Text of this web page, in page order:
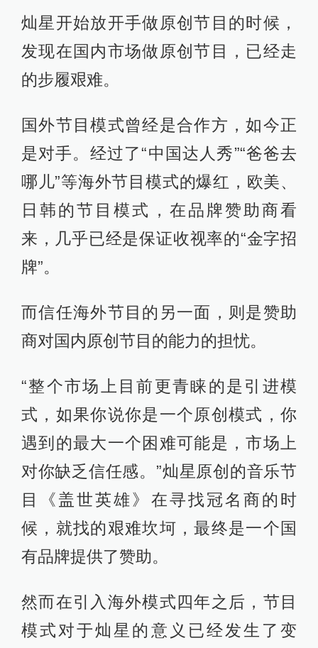
灿星开始放开手做原创节目的时候，
发现在国内市场做原创节目，已经走
的步履艰难。
国外节目模式曾经是合作方，如今正
是对手。经过了“中国达人秀”“爸爸去
哪儿”等海外节目模式的爆红，欧美、
日韩的节目模式，在品牌赞助商看
来，几乎已经是保证收视率的“金字招
牌”。
而信任海外节目的另一面，则是赞助
商对国内原创节目的能力的担忧。
“整个市场上目前更青睐的是引进模
式，如果你说你是一个原创模式，你
遇到的最大一个困难可能是，市场上
对你缺乏信任感。”灿星原创的音乐节
目《盖世英雄》在寻找冠名商的时
候，就找的艰难坎坷，最终是一个国
有品牌提供了赞助。
然而在引入海外模式四年之后，节目
模式对于灿星的意义已经发生了变